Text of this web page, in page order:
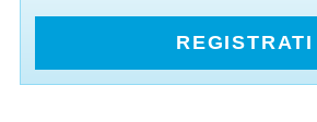
REGISTRATI